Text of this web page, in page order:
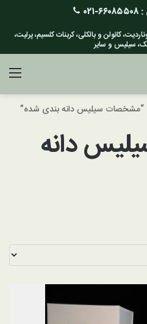
:۶۶۰۸۵۵۰۸-۰۲۱
کائولن و بالکلی، کربنات کلسیم، پرلیت،
سیلیس و سایر
سیلیس دانه بندی شده”
دانه